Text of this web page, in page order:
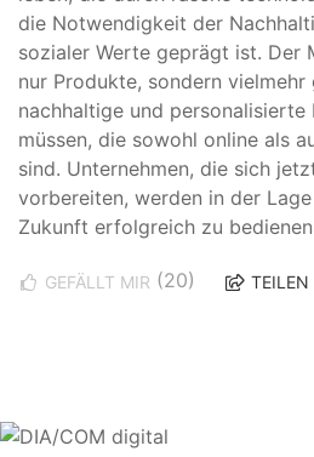
die Notwendigkeit der
sozialer Werte geprägt ist. Der
nur Produkte, sondern vielmehr
nachhaltige und personalisierte
müssen, die sowohl online als
sind. Unternehmen, die sich
vorbereiten, werden in der
Zukunft erfolgreich zu
GEFÄLLT MIR (20) TEILEN